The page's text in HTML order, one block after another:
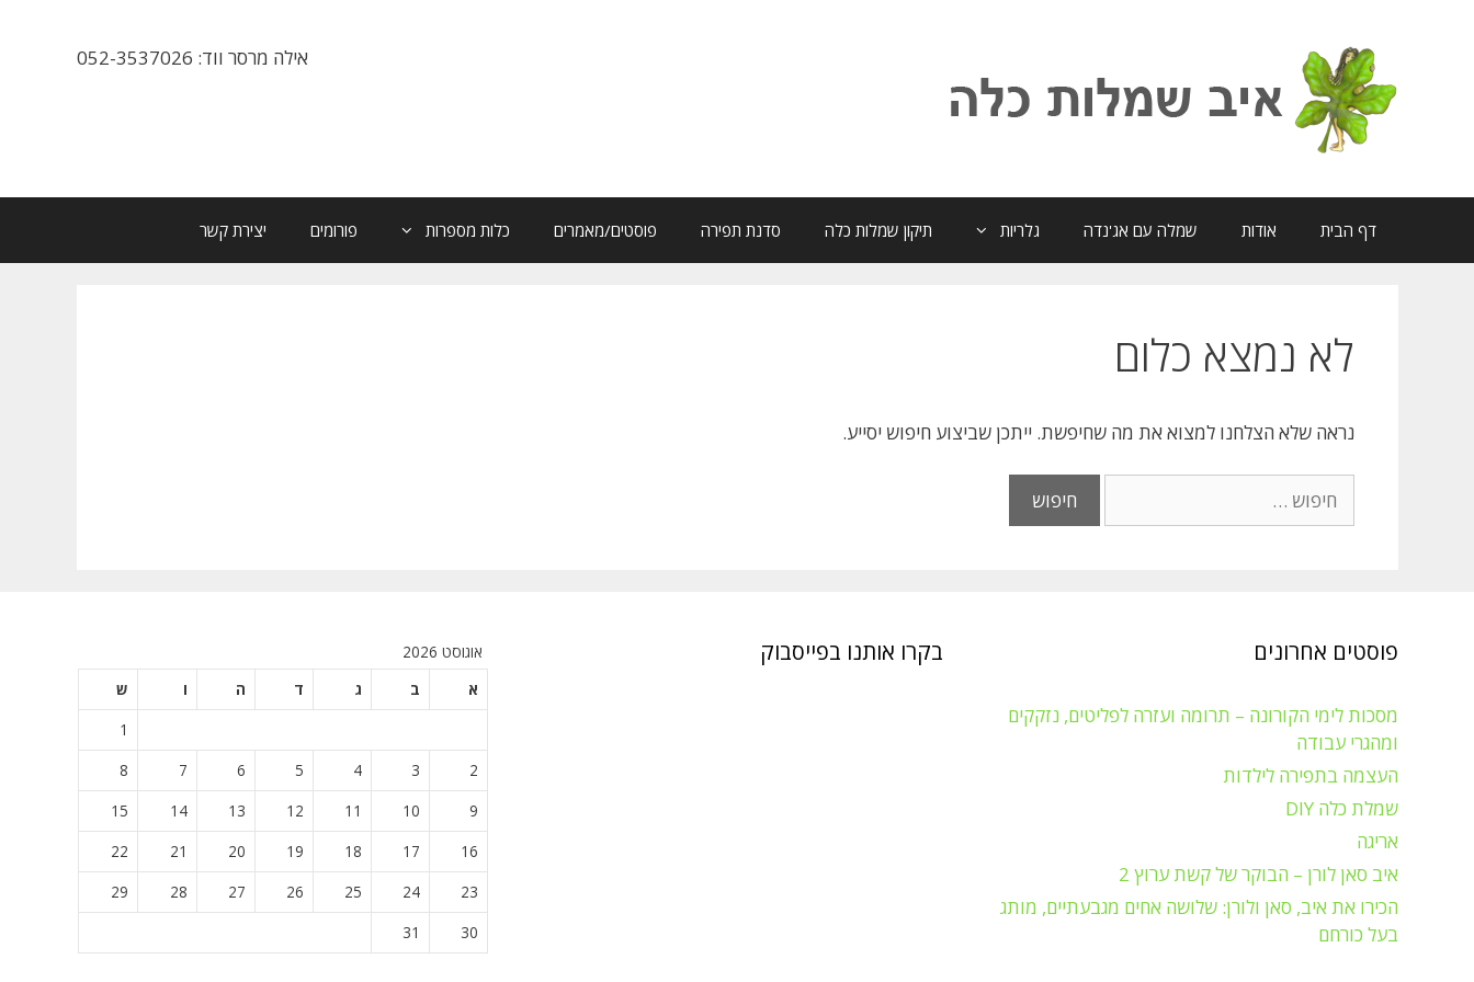
אילה מרסר ווד: 052-3537026
דף הבית אודות שמלה עם אג'נדה גלריות תיקון שמלות כלה סדנת תפירה פוסטים/מאמרים כלות מספרות פורומים יצירת קשר
לא נמצא כלום
נראה שלא הצלחנו למצוא את מה שחיפשת. ייתכן שביצוע חיפוש יסייע.
פוסטים אחרונים
מסכות לימי הקורונה – תרומה ועזרה לפליטים, נזקקים
ומהגרי עבודה
העצמה בתפירה לילדות
שמלת כלה DIY
אריגה
איב סאן לורן – הבוקר של קשת ערוץ 2
הכירו את איב, סאן ולורן: שלושה אחים מגבעתיים, מותג
בעל כורחם
בקרו אותנו בפייסבוק
אוגוסט 2026
א
ב ג ד ה ו
ש
1
2
3
4
5
6
7
8
9
10
11
12
13
14
15
16
17
18
19
20
21
22
23
24
25
26
27
28
29
30
31